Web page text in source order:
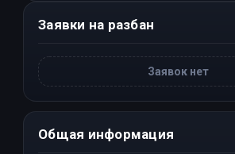
Заявки на разбан
Заявок нет
Общая информация